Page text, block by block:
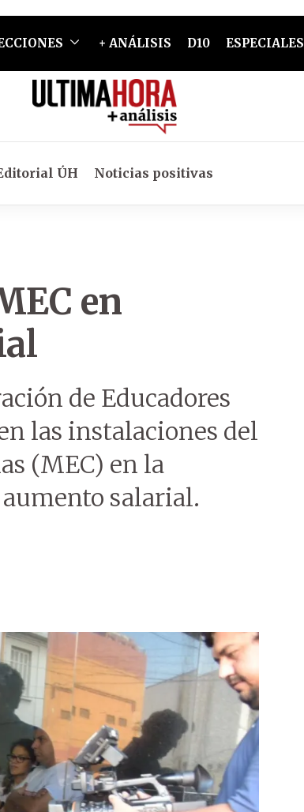
+ ANÁLISIS D10 ESPECIALES
ÚH Noticias positivas
en
de Educadores
las instalaciones del
(MEC) en la
salarial.